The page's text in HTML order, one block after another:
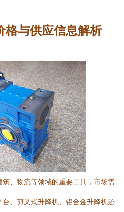
格与供应信息解析
、物流等领域的重要工具，市场需
、剪叉式升降机、铝合金升降机还